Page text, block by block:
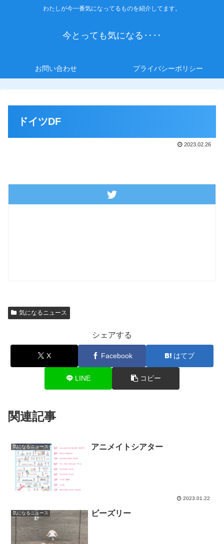
わたしが今一番気になってるものを紹介してます。
今とっても気になる‥‥
お問い合わせ プライバシーポリシー
ドイツDF
2023.02.26
気になるニュース
シェアする
X Facebook はてブ
LINE コピー
関連記事
気になるニュース アニメイトシアター
2023.01.22
気になるニュース ビーズリー